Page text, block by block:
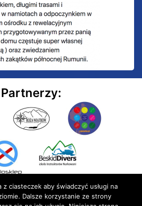
Partnerzy:
z ciasteczek aby świadczyć usługi na
Dalsze korzystanie ze strony